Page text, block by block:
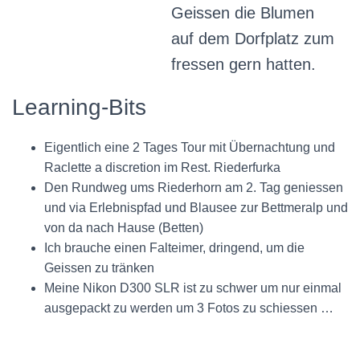
Geissen die Blumen
auf dem Dorfplatz zum
fressen gern hatten.
Learning-Bits
Eigentlich eine 2 Tages Tour mit Übernachtung und
Raclette a discretion im Rest. Riederfurka
Den Rundweg ums Riederhorn am 2. Tag geniessen
und via Erlebnispfad und Blausee zur Bettmeralp und
von da nach Hause (Betten)
Ich brauche einen Falteimer, dringend, um die
Geissen zu tränken
Meine Nikon D300 SLR ist zu schwer um nur einmal
ausgepackt zu werden um 3 Fotos zu schiessen …